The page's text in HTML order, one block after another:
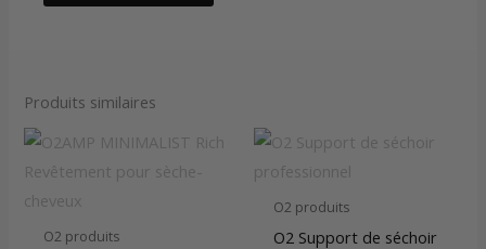
Produits similaires
O2 produits
O2 produits
O2 Support de séchoir